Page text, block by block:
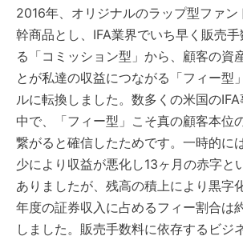
2016年、オリジナルのラップ型ファン
幹商品とし、IFA業界でいち早く販売
る「コミッション型」から、顧客の資
とが私達の収益につながる「フィー型
ルに転換しました。数多くの米国の
中で、「フィー型」こそ真の顧客本位
繋がると確信したためです。一時的に
少により収益が悪化し13ヶ月の赤字と
ありましたが、残高の積上により黒字
年度の証券収入に占めるフィー割合は
しました。販売手数料に依存するビジ